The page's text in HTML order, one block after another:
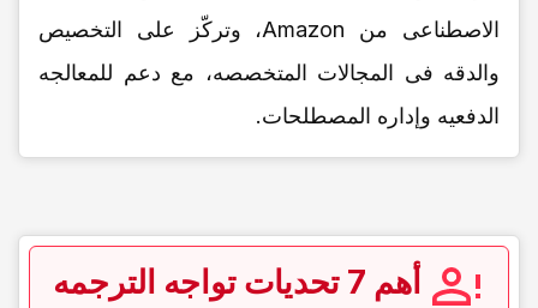
الاصطناعی من Amazon، وترکّز على التخصیص
والدقه فی المجالات المتخصصه، مع دعم للمعالجه
الدفعیه وإداره المصطلحات.
أهم 7 تحدیات تواجه الترجمه